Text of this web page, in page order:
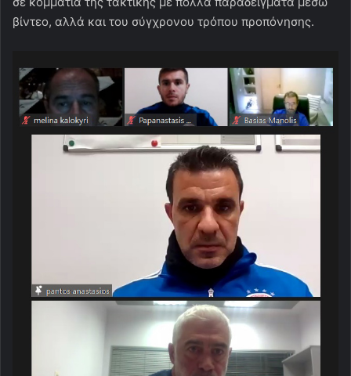
βίντεο, αλλά και του σύγχρονου τρόπου προπόνησης.